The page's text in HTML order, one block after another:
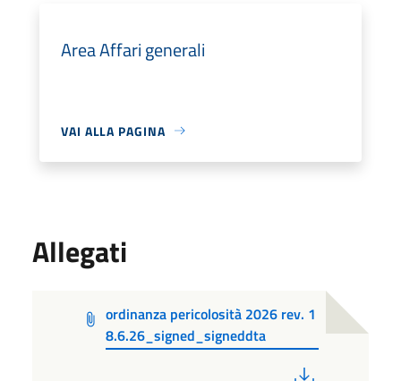
Area Affari generali
VAI ALLA PAGINA
Allegati
ordinanza pericolosità 2026 rev. 1
8.6.26_signed_signeddta